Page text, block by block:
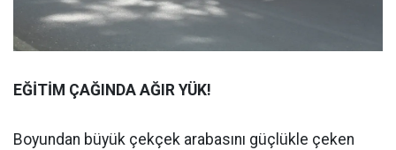
EĞİTİM ÇAĞINDA AĞIR YÜK!
Boyundan büyük çekçek arabasını güçlükle çeken